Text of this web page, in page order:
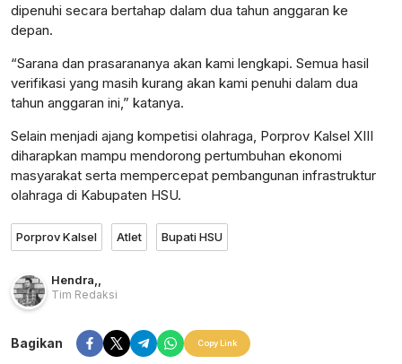
dipenuhi secara bertahap dalam dua tahun anggaran ke
depan.
“Sarana dan prasarananya akan kami lengkapi. Semua hasil
verifikasi yang masih kurang akan kami penuhi dalam dua
tahun anggaran ini,” katanya.
Selain menjadi ajang kompetisi olahraga, Porprov Kalsel XIII
diharapkan mampu mendorong pertumbuhan ekonomi
masyarakat serta mempercepat pembangunan infrastruktur
olahraga di Kabupaten HSU.
Porprov Kalsel Atlet Bupati HSU
Hendra
Tim Redaksi
Bagikan Copy Link